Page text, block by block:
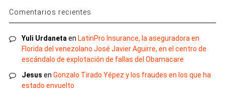
Comentarios recientes
Yuli Urdaneta en LatinPro Insurance, la aseguradora en
Florida del venezolano José Javier Aguirre, en el centro de
escándalo de explotación de fallas del Obamacare
Jesus en Gonzalo Tirado Yépez y los fraudes en los que ha
estado envuelto